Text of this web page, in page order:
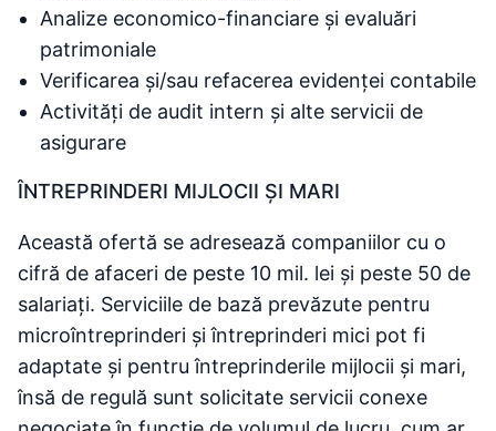
Analize economico-financiare și evaluări
patrimoniale
Verificarea și/sau refacerea evidenței contabile
Activități de audit intern și alte servicii de
asigurare
ÎNTREPRINDERI MIJLOCII ȘI MARI
Această ofertă se adresează companiilor cu o
cifră de afaceri de peste 10 mil. lei și peste 50 de
salariați. Serviciile de bază prevăzute pentru
microîntreprinderi și întreprinderi mici pot fi
adaptate și pentru întreprinderile mijlocii și mari,
însă de regulă sunt solicitate servicii conexe